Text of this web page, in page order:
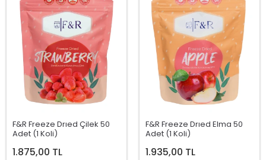
F&R Freeze Drıed Çilek 50
Adet (1 Koli)
1.875,00 TL
F&R Freeze Drıed Elma 50
Adet (1 Koli)
1.935,00 TL